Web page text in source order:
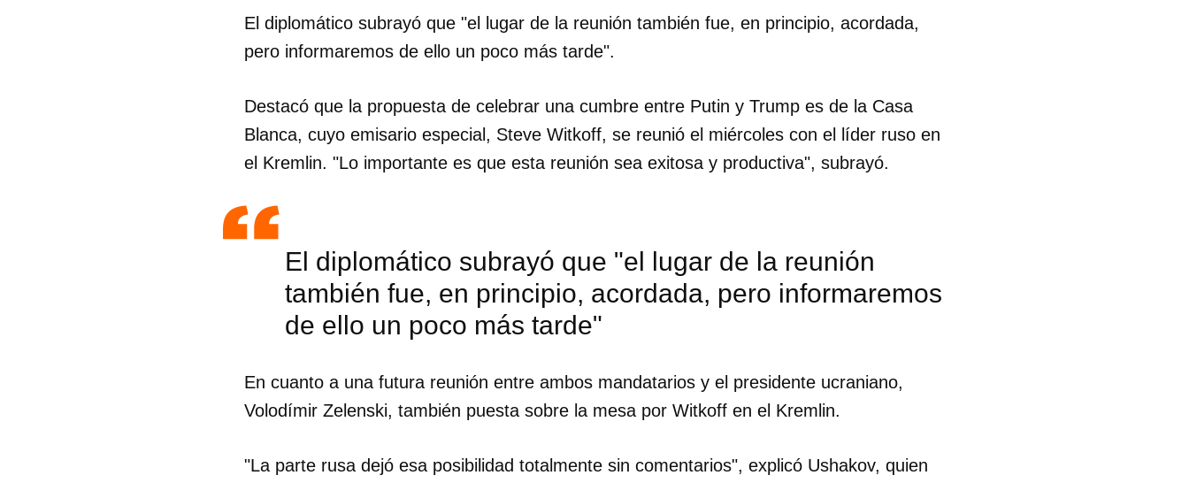
El diplomático subrayó que "el lugar de la reunión también fue, en principio, acordada,
pero informaremos de ello un poco más tarde".
Destacó que la propuesta de celebrar una cumbre entre Putin y Trump es de la Casa
Blanca, cuyo emisario especial, Steve Witkoff, se reunió el miércoles con el líder ruso en
el Kremlin. "Lo importante es que esta reunión sea exitosa y productiva", subrayó.
El diplomático subrayó que "el lugar de la reunión
también fue, en principio, acordada, pero informaremos
de ello un poco más tarde"
En cuanto a una futura reunión entre ambos mandatarios y el presidente ucraniano,
Volodímir Zelenski, también puesta sobre la mesa por Witkoff en el Kremlin.
"La parte rusa dejó esa posibilidad totalmente sin comentarios", explicó Ushakov, quien